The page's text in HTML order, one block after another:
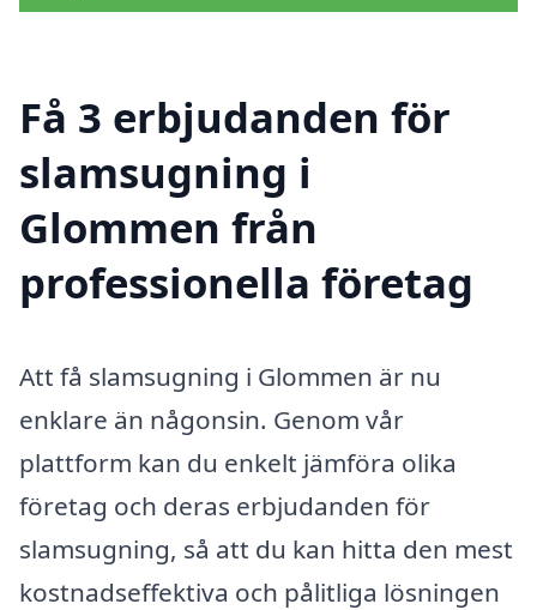
Få 3 erbjudanden för
slamsugning i
Glommen från
professionella företag
Att få slamsugning i Glommen är nu
enklare än någonsin. Genom vår
plattform kan du enkelt jämföra olika
företag och deras erbjudanden för
slamsugning, så att du kan hitta den mest
kostnadseffektiva och pålitliga lösningen